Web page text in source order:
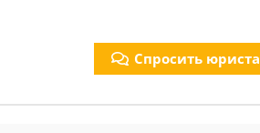
Спросить юриста